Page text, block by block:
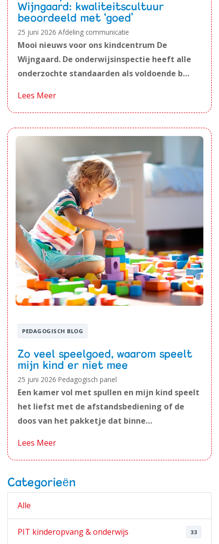
Wijngaard: kwaliteitscultuur
beoordeeld met ‘goed’
25 juni 2026 Afdeling communicatie
Mooi nieuws voor ons kindcentrum De
Wijngaard. De onderwijsinspectie heeft alle
onderzochte standaarden als voldoende b…
Lees Meer
PEDAGOGISCH BLOG
Zo veel speelgoed, waarom speelt
mijn kind er niet mee
25 juni 2026 Pedagogisch panel
Een kamer vol met spullen en mijn kind speelt
het liefst met de afstandsbediening of de
doos van het pakketje dat binne…
Lees Meer
Categorieën
Alle
PIT kinderopvang & onderwijs 33